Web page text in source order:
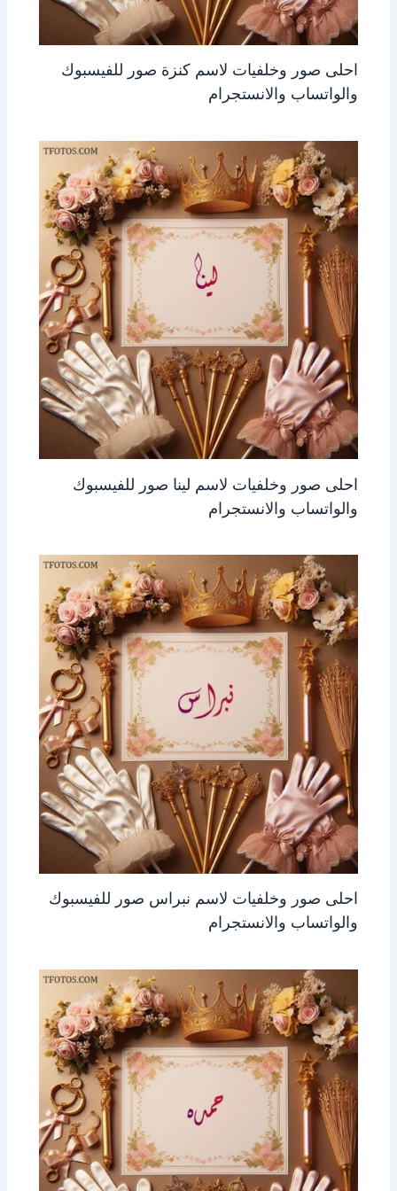
احلى صور وخلفيات لاسم كنزة صور للفيسبوك
والواتساب والانستجرام
احلى صور وخلفيات لاسم لينا صور للفيسبوك
والواتساب والانستجرام
احلى صور وخلفيات لاسم نبراس صور للفيسبوك
والواتساب والانستجرام